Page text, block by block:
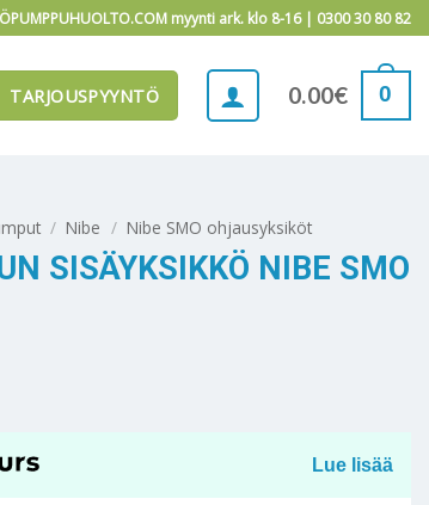
myynti ark. klo 8-16 | 0300 30 80 82
TARJOUSPYYNTÖ 0.00€ 0
/ Nibe / Nibe SMO ohjausyksiköt
SISÄYKSIKKÖ NIBE SMO
Lue lisää